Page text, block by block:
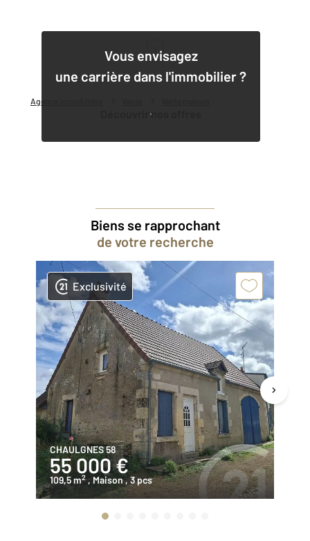
Agence immobilière
Vous envisagez
une carrière dans l'immobilier ?
Découvrir nos offres
Biens se rapprochant
de votre recherche
Exclusivité
CHAULGNES 58
55 000 €
109,5 m2 , Maison, 3 pcs